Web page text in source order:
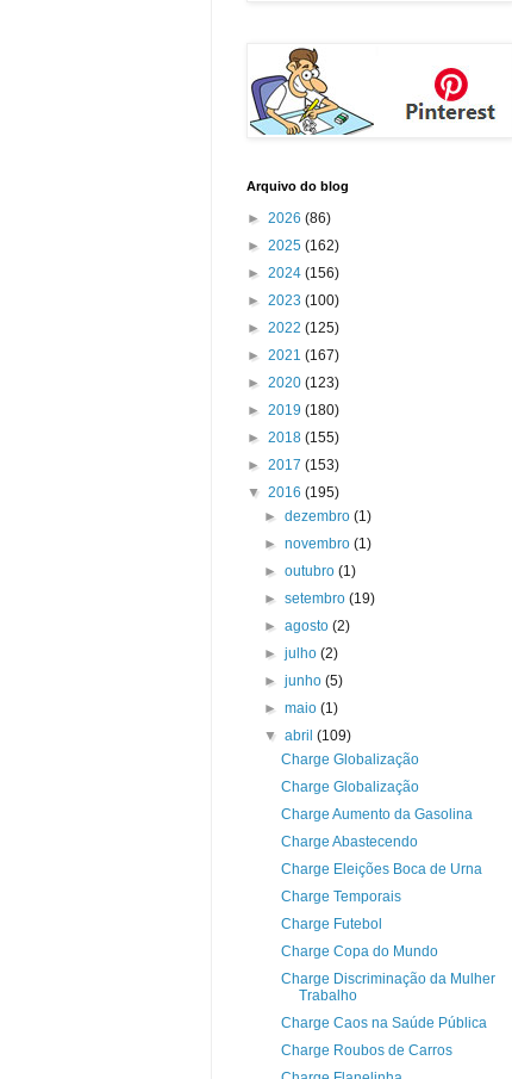
Arquivo do blog
► 2026 (86)
► 2025 (162)
► 2024 (156)
► 2023 (100)
► 2022 (125)
► 2021 (167)
► 2020 (123)
► 2019 (180)
► 2018 (155)
► 2017 (153)
▼ 2016 (195)
► dezembro (1)
► novembro (1)
► outubro (1)
► setembro (19)
► agosto (2)
► julho (2)
► junho (5)
► maio (1)
▼ abril (109)
Charge Globalização
Charge Globalização
Charge Aumento da Gasolina
Charge Abastecendo
Charge Eleições Boca de Urna
Charge Temporais
Charge Futebol
Charge Copa do Mundo
Charge Discriminação da Mulher
Trabalho
Charge Caos na Saúde Pública
Charge Roubos de Carros